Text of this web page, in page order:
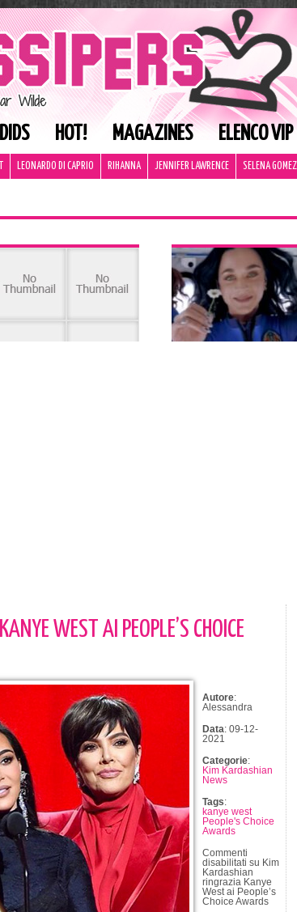
HOT! MAGAZINES ELENCO VIP
LEONARDO DI CAPRIO RIHANNA JENNIFER LAWRENCE SELENA GOMEZ
WEST AI PEOPLE’S CHOICE
Autore:
Alessandra
Data: 09-12-
2021
Categorie:
Kim Kardashian
News
Tags:
kanye west
People's Choice
Awards
Commenti
disabilitati su Kim
Kardashian
ringrazia Kanye
West ai People’s
Choice Awards